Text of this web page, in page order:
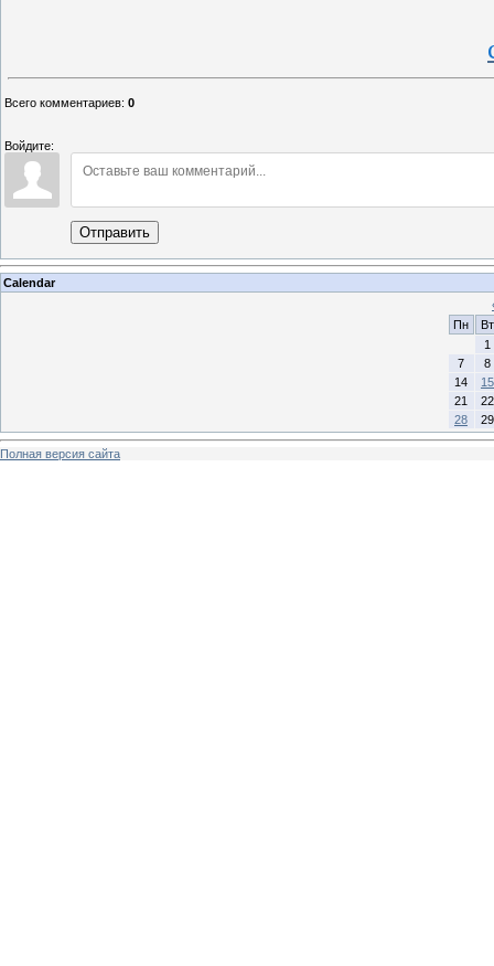
Всего комментариев: 0
Войдите:
Отправить
Calendar
Пн
Вт
1
7
8
14
15
21
22
28
29
Полная версия сайта